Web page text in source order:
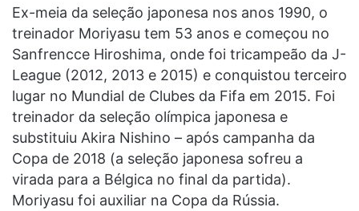
Ex-meia da seleção japonesa nos anos 1990, o
treinador Moriyasu tem 53 anos e começou no
Sanfrencce Hiroshima, onde foi tricampeão da J-
League (2012, 2013 e 2015) e conquistou terceiro
lugar no Mundial de Clubes da Fifa em 2015. Foi
treinador da seleção olímpica japonesa e
substituiu Akira Nishino – após campanha da
Copa de 2018 (a seleção japonesa sofreu a
virada para a Bélgica no final da partida).
Moriyasu foi auxiliar na Copa da Rússia.